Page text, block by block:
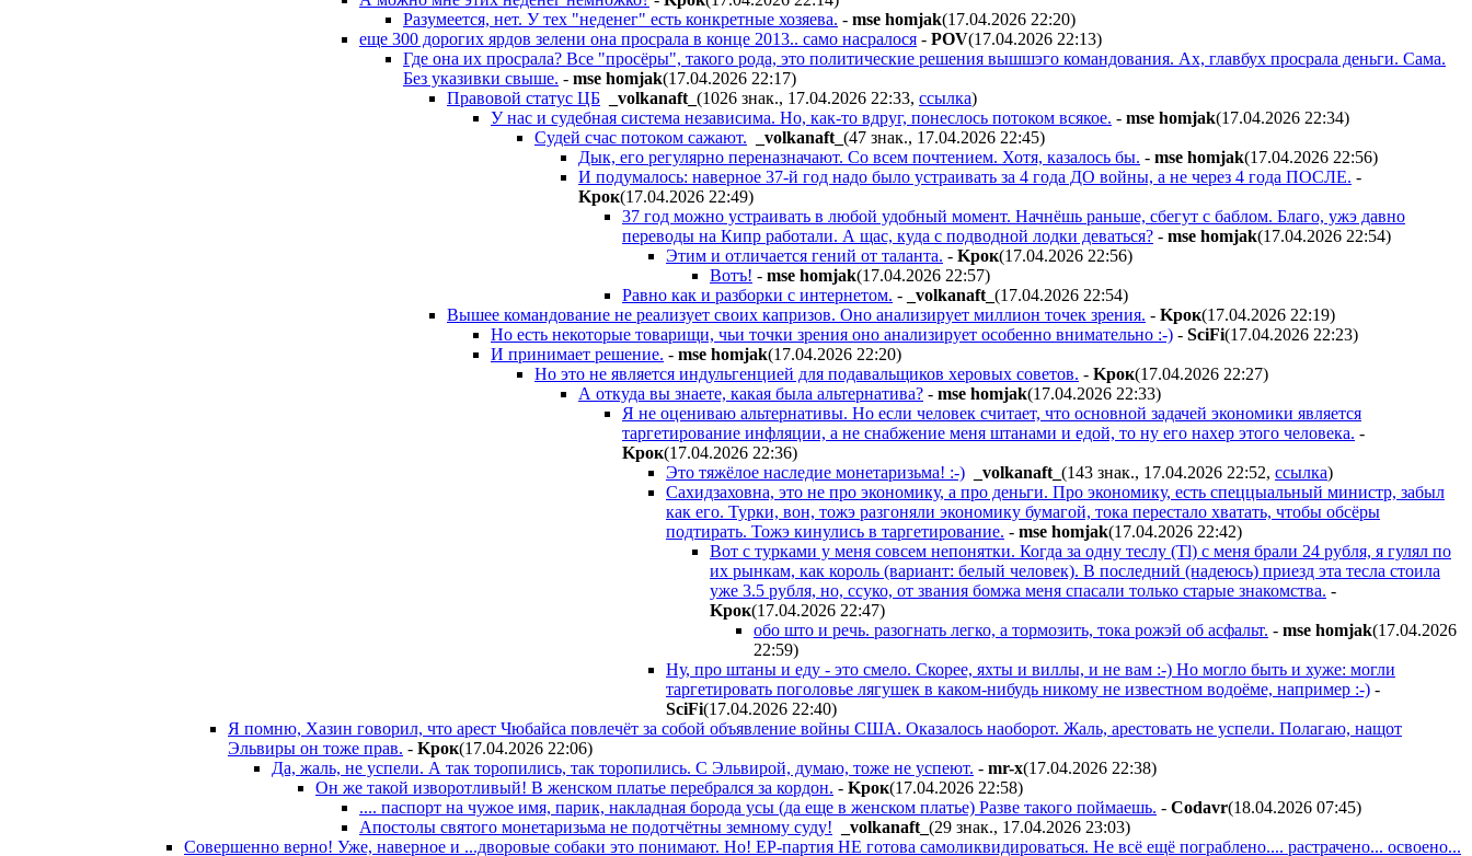
Разумеется, нет. У тех "неденег" есть конкретные хозяева. - mse homjak(17.04.2026 22:20)
еще 300 дорогих ярдов зелени она просрала в конце 2013.. само насралося - POV(17.04.2026 22:13)
Где она их просрала? Все "просёры", такого рода, это политические решения вышшэго командования. Ах, главбух просрала деньги. Сама.
Без указивки свыше. - mse homjak(17.04.2026 22:17)
Правовой статус ЦБ
_volkanaft_ (1026 знак., 17.04.2026 22:33, ссылка)
У нас и судебная система независима. Но, как-то вдруг, понеслось потоком всякое. - mse homjak(17.04.2026 22:34)
Судей счас потоком сажают.
_volkanaft_ (47 знак., 17.04.2026 22:45)
Дык, его регулярно переназначают. Со всем почтением. Хотя, казалось бы. - mse homjak(17.04.2026 22:56)
И подумалось: наверное 37-й год надо было устраивать за 4 года ДО войны, а не через 4 года ПОСЛЕ. -
Kpoк(17.04.2026 22:49)
37 год можно устраивать в любой удобный момент. Начнёшь раньше, сбегут с баблом. Благо, ужэ давно
переводы на Кипр работали. А щас, куда с подводной лодки деваться? - mse homjak(17.04.2026 22:54)
Этим и отличается гений от таланта. - Kpoк(17.04.2026 22:56)
Вотъ! - mse homjak(17.04.2026 22:57)
Равно как и разборки с интернетом. - _volkanaft_ (17.04.2026 22:54)
Вышее командование не реализует своих капризов. Оно анализирует миллион точек зрения. - Kpoк(17.04.2026 22:19)
Но есть некоторые товарищи, чьи точки зрения оно анализирует особенно внимательно :-) - SciFi(17.04.2026 22:23)
И принимает решение. - mse homjak(17.04.2026 22:20)
Но это не является индульгенцией для подавальщиков херовых советов. - Kpoк(17.04.2026 22:27)
А откуда вы знаете, какая была альтернатива? - mse homjak(17.04.2026 22:33)
Я не оцениваю альтернативы. Но если человек считает, что основной задачей экономики является
таргетирование инфляции, а не снабжение меня штанами и едой, то ну его нахер этого человека. -
Kpoк(17.04.2026 22:36)
Это тяжёлое наследие монетаризьма! :-)
_volkanaft_ (143 знак., 17.04.2026 22:52, ссылка)
Сахидзаховна, это не про экономику, а про деньги. Про экономику, есть спеццыальный министр, забыл
как его. Турки, вон, тожэ разгоняли экономику бумагой, тока перестало хватать, чтобы обсёры
подтирать. Тожэ кинулись в таргетирование. - mse homjak(17.04.2026 22:42)
Вот с турками у меня совсем непонятки. Когда за одну теслу (Tl) с меня брали 24 рубля, я гулял по
их рынкам, как король (вариант: белый человек). В последний (надеюсь) приезд эта тесла стоила
уже 3.5 рубля, но, ссуко, от звания бомжа меня спасали только старые знакомства. -
Kpoк(17.04.2026 22:47)
обо што и речь. разогнать легко, а тормозить, тока рожэй об асфальт. - mse homjak(17.04.2026
22:59)
Ну, про штаны и еду - это смело. Скорее, яхты и виллы, и не вам :-) Но могло быть и хуже: могли
таргетировать поголовье лягушек в каком-нибудь никому не известном водоёме, например :-) -
SciFi(17.04.2026 22:40)
Я помню, Хазин говорил, что арест Чюбайса повлечёт за собой объявление войны США. Оказалось наоборот. Жаль, арестовать не успели. Полагаю, нащот
Эльвиры он тоже прав. - Kpoк(17.04.2026 22:06)
Да, жаль, не успели. А так торопились, так торопились. С Эльвирой, думаю, тоже не успеют. - mr-x(17.04.2026 22:38)
Он же такой изворотливый! В женском платье перебрался за кордон. - Kpoк(17.04.2026 22:58)
.... паспорт на чужое имя, парик, накладная борода усы (да еще в женском платье) Разве такого поймаешь. - Codavr(18.04.2026 07:45)
Апостолы святого монетаризьма не подотчётны земному суду!
_volkanaft_ (29 знак., 17.04.2026 23:03)
Совершенно верно! Уже, наверное и ...дворовые собаки это понимают. Но! ЕР-партия НЕ готова самоликвидироваться. Не всё ещё пограблено.... растрачено... освоено...